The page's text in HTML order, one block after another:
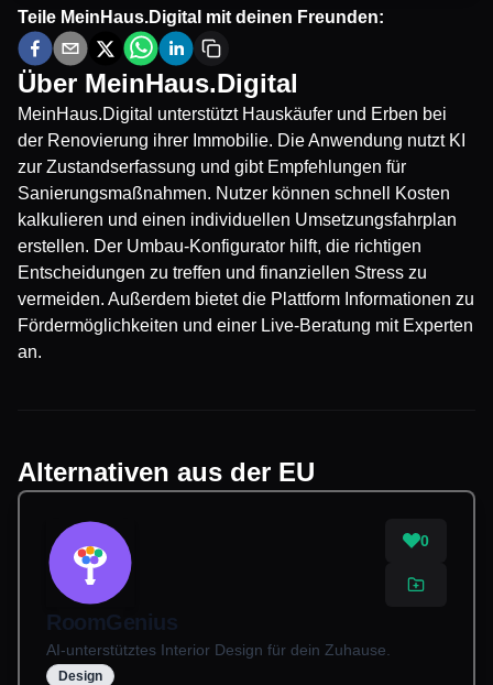
Teile MeinHaus.Digital mit deinen Freunden:
Über MeinHaus.Digital
MeinHaus.Digital unterstützt Hauskäufer und Erben bei
der Renovierung ihrer Immobilie. Die Anwendung nutzt KI
zur Zustandserfassung und gibt Empfehlungen für
Sanierungsmaßnahmen. Nutzer können schnell Kosten
kalkulieren und einen individuellen Umsetzungsfahrplan
erstellen. Der Umbau-Konfigurator hilft, die richtigen
Entscheidungen zu treffen und finanziellen Stress zu
vermeiden. Außerdem bietet die Plattform Informationen zu
Fördermöglichkeiten und einer Live-Beratung mit Experten
an.
Alternativen aus der EU
0
RoomGenius
AI-unterstütztes Interior Design für dein Zuhause.
Design